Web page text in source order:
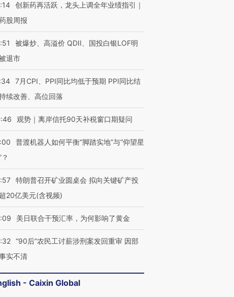
创新药再活跃，龙头上调全年业绩指引｜
股周报
被爆炒、高溢价 QDII、国投白银LOF明
退市
7月CPI、PPI同比均低于预期 PPI同比结
续改善、高位回落
观势｜离岸信托90天补税窗口期疑问
普渡机器人如何平衡“脚踏实地”与“仰望星
特朗普召开矿业圆桌会 拟向关键矿产投
20亿美元(含视频)
美日联合干预汇率，为何影响了黄金
“90后”农民工讨薪涉刑案发回重审 因部
实不清
- Caixin Global